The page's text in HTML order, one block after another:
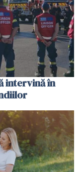
intervină în